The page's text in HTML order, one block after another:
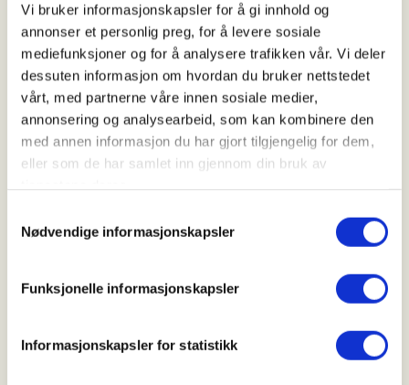
Vi bruker informasjonskapsler for å gi innhold og
annonser et personlig preg, for å levere sosiale
mediefunksjoner og for å analysere trafikken vår. Vi deler
dessuten informasjon om hvordan du bruker nettstedet
vårt, med partnerne våre innen sosiale medier,
annonsering og analysearbeid, som kan kombinere den
med annen informasjon du har gjort tilgjengelig for dem,
eller som de har samlet inn gjennom din bruk av
Nødvendige informasjonskapsler
Funksjonelle informasjonskapsler
Informasjonskapsler for statistikk
PÅMELDING:
Det blir maksimalt 6
førstegangsjegere til denne lørdagen. Ring eller
send e-post ved ev spørsmål til de 2
arrangøransvarlige.
Vi møtes på Klubbhuset til Ålesund Jeger- og
Sportsfiskerforening (
presis kl. 0900 ) for deretter
ta oss inn i Vasstranda (10 min. kjøretur) der
hjort/rådyr jakt er fremlegg av godkjent jegerprøve
dette vil bli kontrollert på